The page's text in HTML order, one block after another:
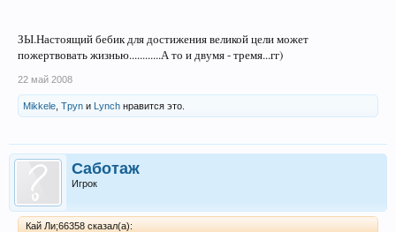
ЗЫ.Настоящий бебик для достижения великой цели может
пожертвовать жизнью............А то и двумя - тремя...гг)
22 май 2008
Mikkele Tpyn и Lynch нравится это.
Саботаж
Игрок
Кай Ли;66358 сказал(а):